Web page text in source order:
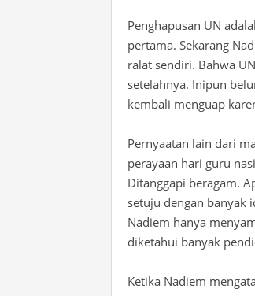
Penghapusan UN
pertama. Sekarang
ralat sendiri. Bahwa
setelahnya. Inipun
kembali menguap
Pernyaatan lain dari
perayaan hari guru
Ditanggapi beragam.
setuju dengan banyak
Nadiem hanya
diketahui banyak
Ketika Nadiem